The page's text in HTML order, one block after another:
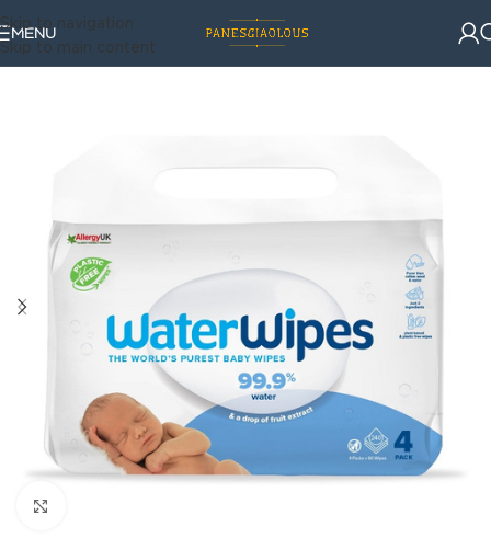
Skip to navigation
Skip to main content
MENU